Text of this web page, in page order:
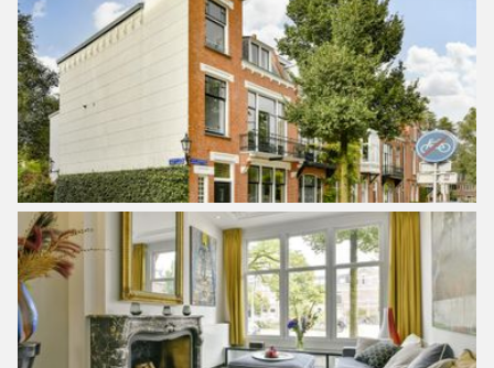
Marisplein, aan de rand van de levendige
Hoofddorppleinbuurt en dichtbij het Vondelpark. Door de
fraaie en unieke panden, het autoluwe plein met veel groen
en de ruimte heerst er hier een dorpse sfeer.
Aan de achterkant van het huis ligt de ‘koeienweide’, een
grote speelweide met beplanting in Engelse
landschapsstijl. Deze weide is middels een kettingbeding
een beschermd gebied dat niet bebouwd mag worden.
Rond het Hoofddorpplein is de lokale middenstand ruim
vertegenwoordigd. Je vindt er onder andere een kaasboer,
notenwinkel, wijnhandel, groenteboer, slager, bakker en
banketbakker. Ook voor de dagelijkse boodschappen hoef
je niet ver te lopen, zo zijn er een grote supermarkt, een